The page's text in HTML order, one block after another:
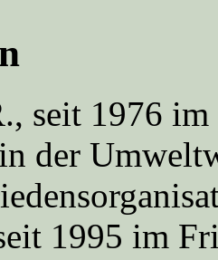
seit 1976
der
1995 im